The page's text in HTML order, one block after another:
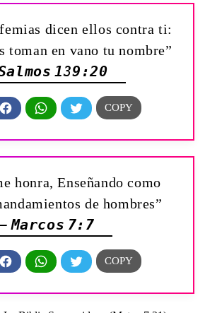
dicen ellos contra ti:
toman en vano tu nombre”
139:20
honra, Enseñando como
de hombres”
Marcos 7:7